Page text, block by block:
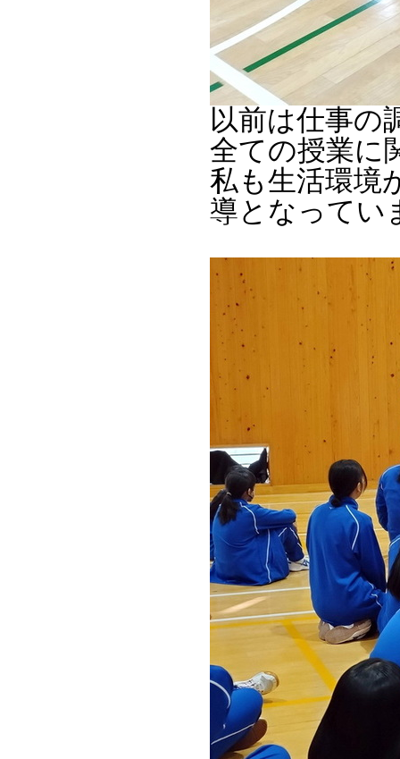
以前は仕事の
全ての授業に
私も生活環境
導となってい